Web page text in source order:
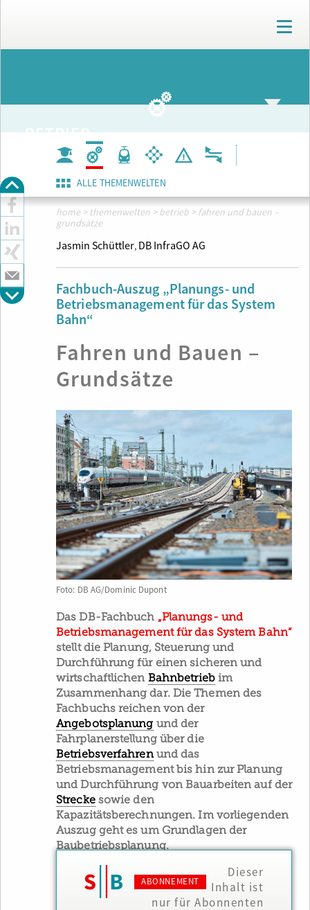
T
o
g
n
v
i
BETRIEB
ALLE THEMENWELTEN
home > themenwelten >betrieb >fahren und bauen –
grundsätze
Jasmin Schüttler, DB InfraGO AG
Fachbuch-Auszug „Planungs- und
Betriebsmanagement für das System
Bahn“
Fahren und Bauen –
Grundsätze
Foto: DB AG/Dominic Dupont
Das DB-Fachbuch „Planungs- und
Betriebsmanagement für das System Bahn“
stellt die Planung, Steuerung und
Durchführung für einen sicheren und
wirtschaftlichen Bahnbetriebim
Zusammenhang dar. Die Themen des
Fachbuchs reichen von der
Angebotsplanung und der
Fahrplanerstellung über die
Betriebsverfahrenund das
Betriebsmanagement bis hin zur Planung
und Durchführung von Bauarbeiten auf der
Streckesowie den
Kapazitätsberechnungen. Im vorliegenden
Auszug geht es um Grundlagen der
Baubetriebsplanung.
ABONNEMENT
Dieser
Inhalt ist
nur für Abonnenten